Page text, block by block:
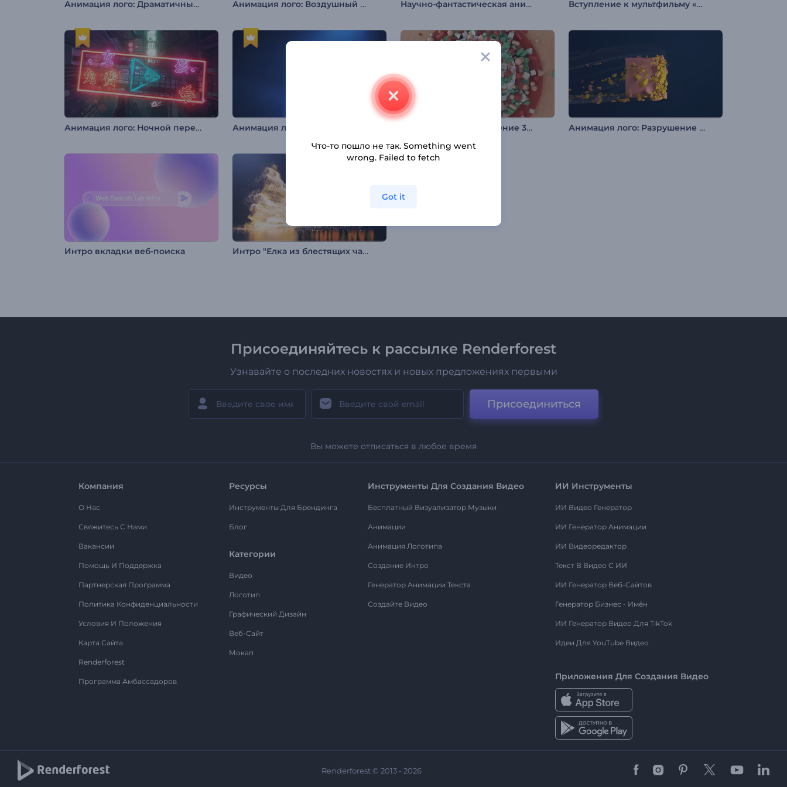
Анимация лого: Драматичный дым Анимация лого: Воздушный шар Научно-фантастическая анимация лого: Земля Вступление к мультфильму «Рождественский подарок»
Анимация лого: Ночной переулок Анимация лого: Вращение 3D фигур Анимация лого: Разрушение куба в 3D
Интро вкладки веб-поиска Интро "Елка из блестящих частиц"
Присоединяйтесь к рассылке Renderforest
Узнавайте о последних новостях и новых предложениях первыми
Присоединиться
Вы можете отписаться в любое время
Компания
О Нас
Свяжитесь С Нами
Вакансии
Помощь И Поддержка
Партнерская Программа
Политика Конфиденциальности
Условия И Положения
Карта Сайта
Renderforest
Программа Амбассадоров
Ресурсы
Инструменты Для Брендинга
Блог
Категории
Видео
Логотип
Графический Дизайн
Веб-Сайт
Мокап
Инструменты Для Создания Видео
Бесплатный Визуализатор Музыки
Анимации
Анимация Логотипа
Создание Интро
Генератор Анимации Текста
Создайте Видео
ИИ Инструменты
ИИ Видео Генератор
ИИ Генератор Анимации
ИИ Видеоредактор
Текст В Видео С ИИ
ИИ Генератор Веб-Сайтов
Генератор Бизнес - Имён
ИИ Генератор Видео Для TikTok
Идеи Для YouTube Видео
Приложения Для Создания Видео
Renderforest © 2013 - 2026
Что-то пошло не так. Something went
wrong. Failed to fetch
Got it